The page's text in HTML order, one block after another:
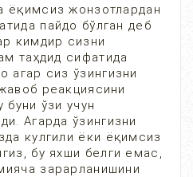
ёқимсиз жонзотлардан
пайдо бўлган деб
кимдир сизни
таҳдид сифатида
агар сиз ўзингизни
реакциясини
буни ўзи учун
Агарда ўзингизни
кулгили ёки ёқимсиз
бу яхши белги емас,
зарарланишини